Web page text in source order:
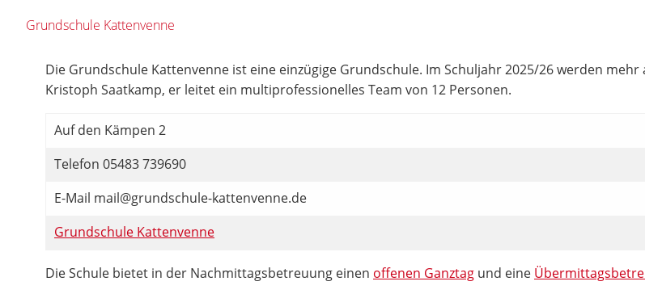
Grundschule Kattenvenne
Die Grundschule Kattenvenne ist eine einzügige Grundschule. Im Schuljahr 2025/26 werden
Kristoph Saatkamp, er leitet ein multiprofessionelles Team von 12 Personen.
Auf den Kämpen 2
Telefon 05483 739690
E-Mail mail@grundschule-kattenvenne.de
Grundschule Kattenvenne
Die Schule bietet in der Nachmittagsbetreuung einen offenen Ganztag und eine